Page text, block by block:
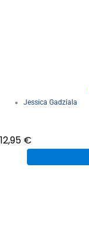
Jessica Gadziala
12,95 €